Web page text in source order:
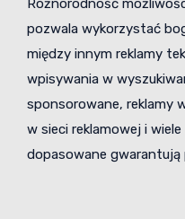
Różnorodność
pozwala wykorzystać
między innym reklamy
wpisywania w
sponsorowane, reklamy
w sieci reklamowej i
dopasowane gwarantują